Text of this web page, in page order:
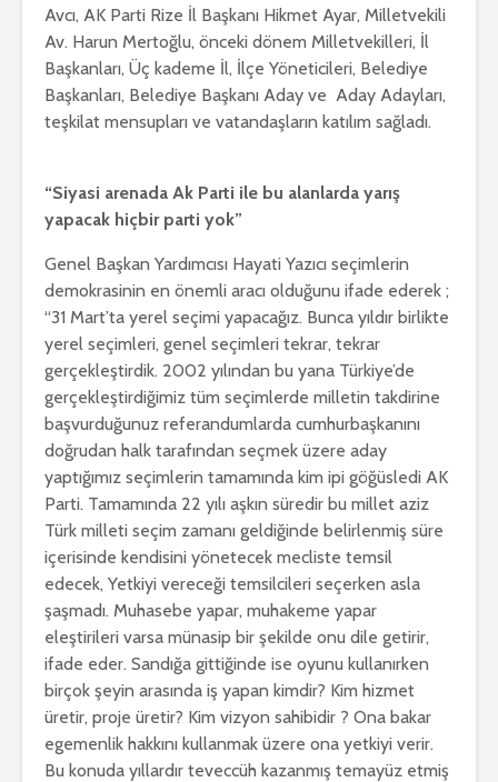
Avcı, AK Parti Rize İl Başkanı Hikmet Ayar, Milletvekili
Av. Harun Mertoğlu, önceki dönem Milletvekilleri, İl
Başkanları, Üç kademe İl, İlçe Yöneticileri, Belediye
Başkanları, Belediye Başkanı Aday ve Aday Adayları,
teşkilat mensupları ve vatandaşların katılım sağladı.
“Siyasi arenada Ak Parti ile bu alanlarda yarış
yapacak hiçbir parti yok”
Genel Başkan Yardımcısı Hayati Yazıcı seçimlerin
demokrasinin en önemli aracı olduğunu ifade ederek ;
“31 Mart’ta yerel seçimi yapacağız. Bunca yıldır birlikte
yerel seçimleri, genel seçimleri tekrar, tekrar
gerçekleştirdik. 2002 yılından bu yana Türkiye’de
gerçekleştirdiğimiz tüm seçimlerde milletin takdirine
başvurduğunuz referandumlarda cumhurbaşkanını
doğrudan halk tarafından seçmek üzere aday
yaptığımız seçimlerin tamamında kim ipi göğüsledi AK
Parti. Tamamında 22 yılı aşkın süredir bu millet aziz
Türk milleti seçim zamanı geldiğinde belirlenmiş süre
içerisinde kendisini yönetecek mecliste temsil
edecek, Yetkiyi vereceği temsilcileri seçerken asla
şaşmadı. Muhasebe yapar, muhakeme yapar
eleştirileri varsa münasip bir şekilde onu dile getirir,
ifade eder. Sandığa gittiğinde ise oyunu kullanırken
birçok şeyin arasında iş yapan kimdir? Kim hizmet
üretir, proje üretir? Kim vizyon sahibidir ? Ona bakar
egemenlik hakkını kullanmak üzere ona yetkiyi verir.
Bu konuda yıllardır teveccüh kazanmış temayüz etmiş